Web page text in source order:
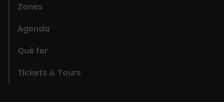
Zones
Agenda
Què fer
Tickets & Tours